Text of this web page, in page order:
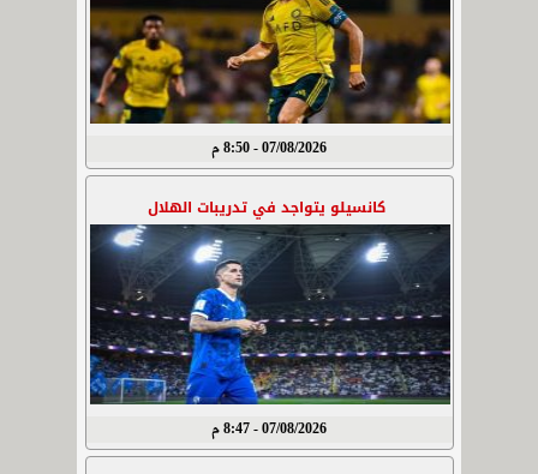
07/08/2026 - 8:50 م
كانسيلو يتواجد في تدريبات الهلال
07/08/2026 - 8:47 م